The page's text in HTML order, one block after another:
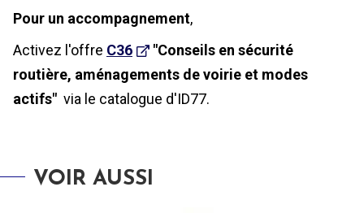
Pour un accompagnement,
Activez l'offre C36
"Conseils en sécurité
routière, aménagements de voirie et modes
actifs" via le catalogue d'ID77.
VOIR AUSSI